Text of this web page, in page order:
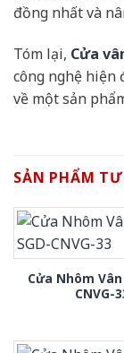
đồng nhất và
Tóm lại, Cửa
công nghệ hiện
về một sản
SẢN PHẨM
Cửa Nhôm Vân
CNVG-